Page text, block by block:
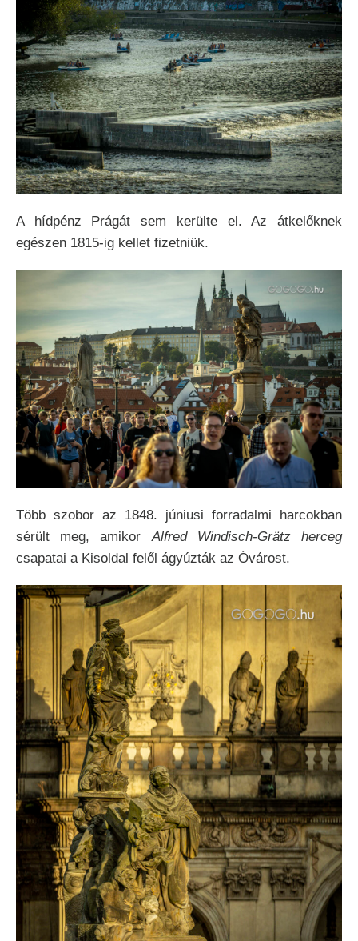
A hídpénz Prágát sem kerülte el. Az átkelőknek
egészen 1815-ig kellet fizetniük.
Több szobor az 1848. júniusi forradalmi harcokban
sérült meg, amikor Alfred Windisch-Grätz herceg
csapatai a Kisoldal felől ágyúzták az Óvárost.